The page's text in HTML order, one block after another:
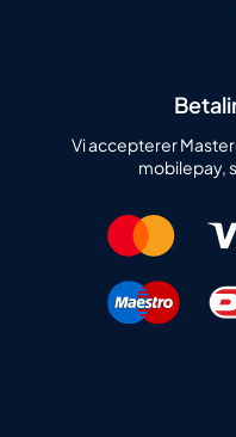
Vi accepterer
mobilepay,